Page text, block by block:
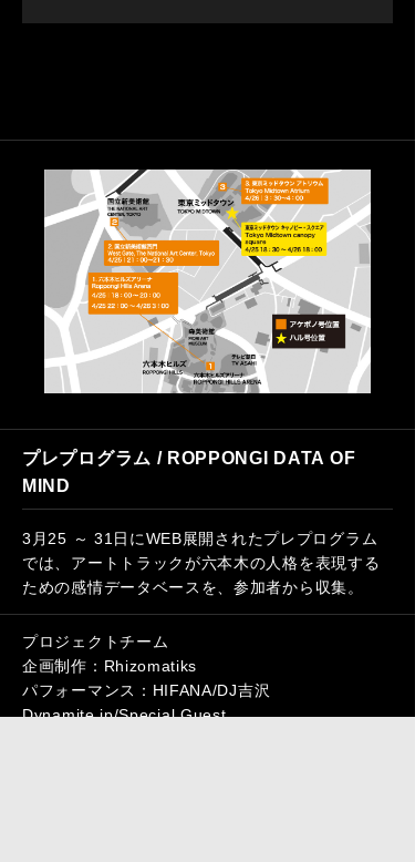
プレプログラム / ROPPONGI DATA OF
MIND
3月25 ～ 31日にWEB展開されたプレプログラム
では、アートトラックが六本木の人格を表現する
ための感情データベースを、参加者から収集。
プロジェクトチーム
企画制作：Rhizomatiks
パフォーマンス：HIFANA/DJ吉沢
Dynamite.jp/Special Guest